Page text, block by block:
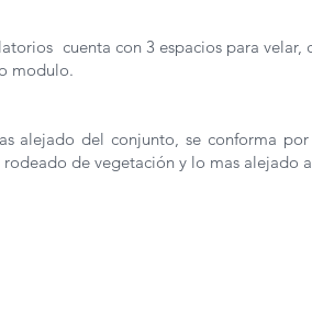
cuenta con 3 espacios para velar,
modulo.
alejado del conjunto, se conforma
de vegetación y lo mas alejado